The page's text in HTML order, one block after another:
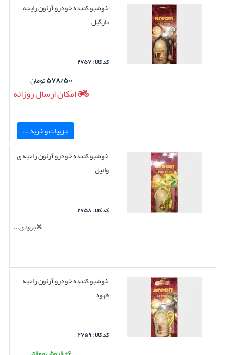
خوشبو کننده خودرو آرئون رایحه
نارگیل
کد کالا : ۲۷۵۷
۵۷۸/۵۰۰تومان
امکان ارسال روزانه
جزییات و خرید ...
خوشبو کننده خودرو آرئون راحیه ی
وانیل
کد کالا : ۲۷۵۸
بزودی...
خوشبو کننده خودرو آرئون راحیه
قهوه
کد کالا : ۲۷۵۹